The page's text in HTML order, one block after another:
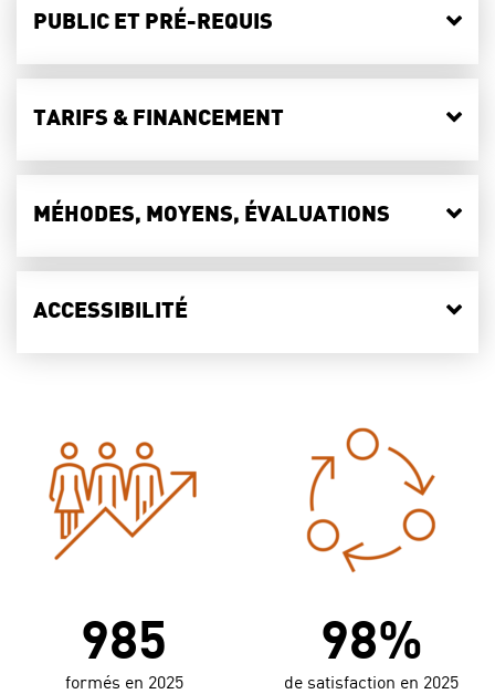
PUBLIC ET PRÉ-REQUIS
TARIFS & FINANCEMENT
MÉHODES, MOYENS, ÉVALUATIONS
ACCESSIBILITÉ
985
formés en 2025
98%
de satisfaction en 2025